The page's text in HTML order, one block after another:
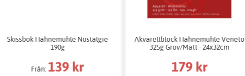
Skissbok Hahnemühle Nostalgie
190g
Från: 139 kr
Akvarellblock Hahnemühle Veneto
325g Grov/Matt - 24x32cm
179 kr